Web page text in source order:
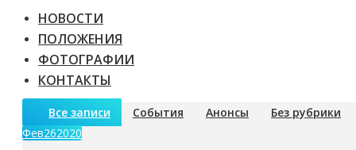
НОВОСТИ
ПОЛОЖЕНИЯ
ФОТОГРАФИИ
КОНТАКТЫ
Все записи События Анонсы
Без рубрики
Фев262020